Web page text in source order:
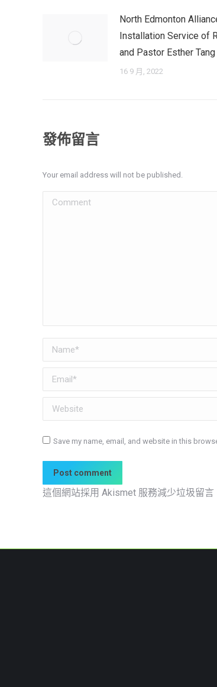
North Edmonton
Installation Service of
and Pastor Esther Tang
16 9 月, 2022
發佈留言
Your email address will not be published.
Comment
Name *
Email *
Website
Save my name, email, and website in this
Post comment
這個網站採用 Akismet 服務減少垃圾留言